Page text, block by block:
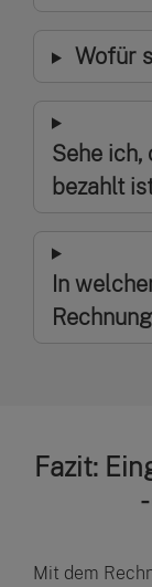
Wofür
Sehe ich,
bezahlt
In
Fazit:
Mit dem